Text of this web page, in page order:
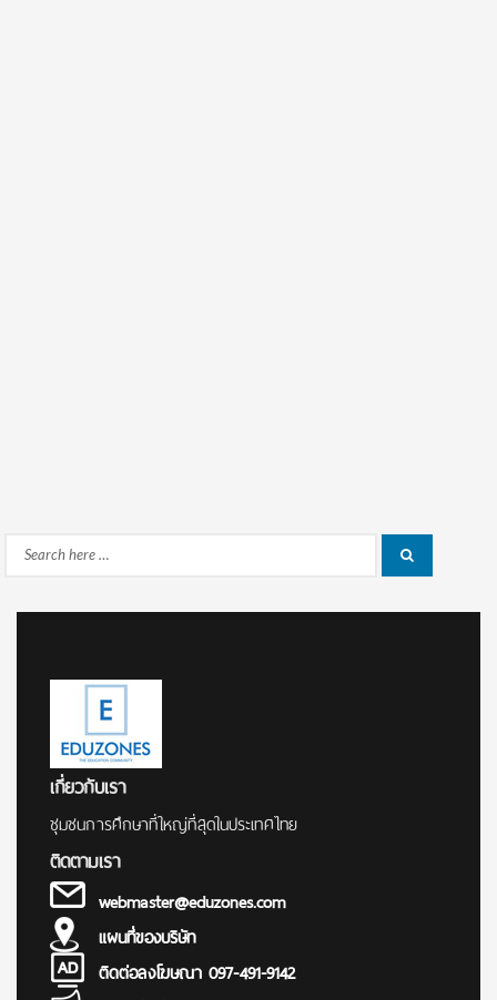
Search
เกี่ยวกับเรา
ชุมชนการศึกษาที่ใหญ่ที่สุดในประเทศไทย
ติดตามเรา
webmaster@eduzones.com
แผนที่ของบริษัท
ติดต่อลงโฆษณา 097-491-9142